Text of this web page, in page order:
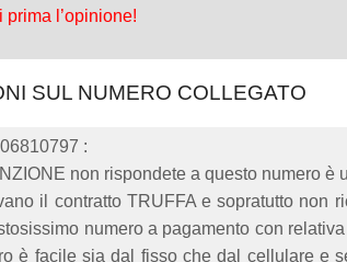
prima l’opinione!
SUL NUMERO COLLEGATO
:
non rispondete a questo numero è
il contratto TRUFFA e sopratutto non
numero a pagamento con
è facile sia dal fisso che dal cellulare e